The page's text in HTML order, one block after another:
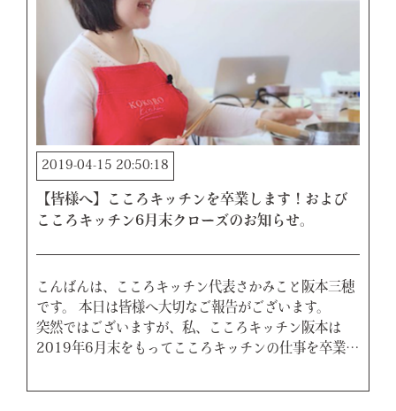
2019-04-15 20:50:18
【皆様へ】こころキッチンを卒業します！および
こころキッチン6月末クローズのお知らせ。
こんばんは、こころキッチン代表さかみこと阪本三穂
です。 本日は皆様へ大切なご報告がございます。
突然ではございますが、私、こころキッチン阪本は
2019年6月末をもってこころキッチンの仕事を卒業…